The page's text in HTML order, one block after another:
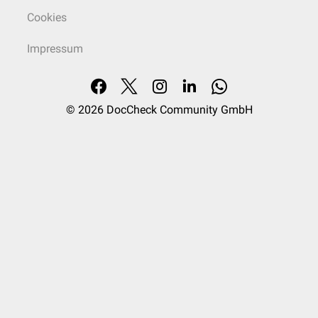
Cookies
Impressum
© 2026 DocCheck Community GmbH